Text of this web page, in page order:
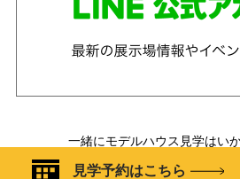
一緒にモデルハウス見学はい
見学予約はこちら